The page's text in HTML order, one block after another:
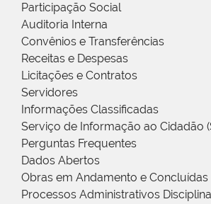
Participação Social
Auditoria Interna
Convênios e Transferências
Receitas e Despesas
Licitações e Contratos
Servidores
Informações Classificadas
Serviço de Informação ao Cidadão
Perguntas Frequentes
Dados Abertos
Obras em Andamento e Concluídas
Processos Administrativos